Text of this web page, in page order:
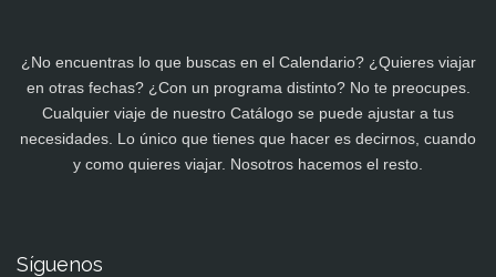
¿No encuentras lo que buscas en el Calendario? ¿Quieres viajar
en otras fechas? ¿Con un programa distinto? No te preocupes.
Cualquier viaje de nuestro Catálogo se puede ajustar a tus
necesidades. Lo único que tienes que hacer es decirnos, cuando
y como quieres viajar. Nosotros hacemos el resto.
Síguenos